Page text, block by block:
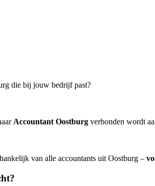
die bij jouw bedrijf past?
Accountant Oostburg verbonden wordt
van alle accountants uit Oostburg –